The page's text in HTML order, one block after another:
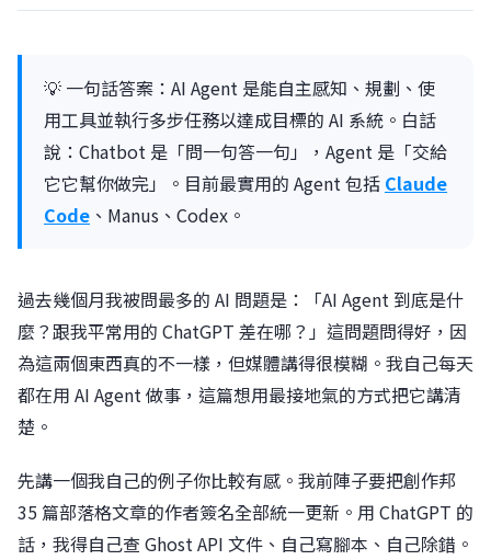
💡 一句話答案：AI Agent 是能自主感知、規劃、使
用工具並執行多步任務以達成目標的 AI 系統。白話
說：Chatbot 是「問一句答一句」，Agent 是「交給
它它幫你做完」。目前最實用的 Agent 包括 Claude
Code 、Manus、Codex。
過去幾個月我被問最多的 AI 問題是：「AI Agent 到底是什
麼？跟我平常用的 ChatGPT 差在哪？」這問題問得好，因
為這兩個東西真的不一樣，但媒體講得很模糊。我自己每天
都在用 AI Agent 做事，這篇想用最接地氣的方式把它講清
楚。
先講一個我自己的例子你比較有感。我前陣子要把創作邦
35 篇部落格文章的作者簽名全部統一更新。用 ChatGPT 的
話，我得自己查 Ghost API 文件、自己寫腳本、自己除錯。